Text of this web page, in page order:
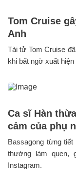
Tom Cruise
Anh
Tài tử Tom Cruise
khi bất ngờ xuất
Ca sĩ Hàn
cảm của phụ
Bassagong từng
thường làm quen,
Instagram.